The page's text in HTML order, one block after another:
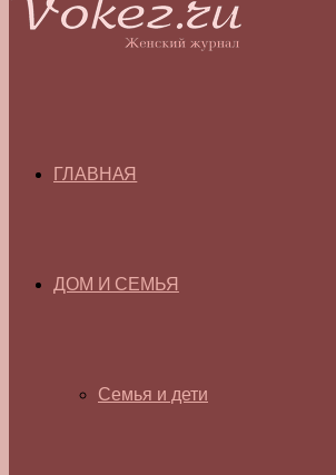
ГЛАВНАЯ
ДОМ И СЕМЬЯ
Семья и дети